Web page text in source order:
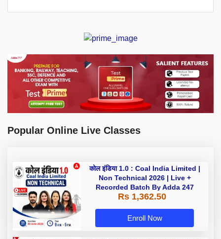
Popular Online Live Classes
कोल इंडिया 1.0 : Coal India Limited |
Non Technical 2026 | Live +
Recorded Batch By Adda 247
Rs 1,362.50
Enroll Now